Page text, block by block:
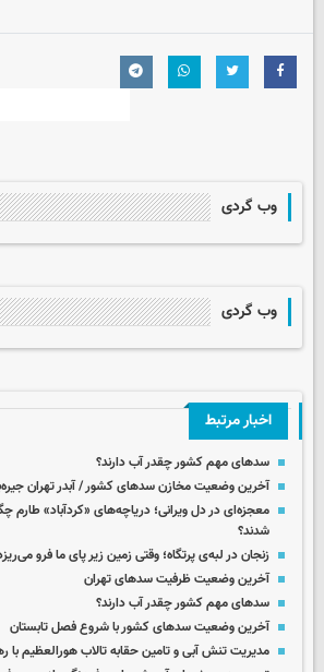
وب گردی
وب گردی
اخبار مرتبط
سدهای مهم کشور چقدر آب دارند؟
آخرین وضعیت مخازن سدهای کشور / آبدر تهران
معجزه‌ای در دل ویرانی؛ دریاچه‌های «کردآباد» طارم
شدند؟
زنجان در لبه‌ی پرتگاه؛ وقتی زمین زیر پای ما فرو
آخرین وضعیت ظرفیت سدهای تهران
سدهای مهم کشور چقدر آب دارند؟
آخرین وضعیت سدهای کشور با شروع فصل تابستان
مدیریت تنش آبی و تامین حقابه تالاب هورالعظیم با